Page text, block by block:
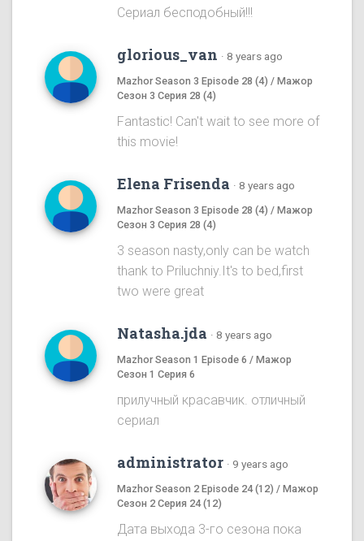
Сериал бесподобный!!!
glorious_van · 8 years ago
Mazhor Season 3 Episode 28 (4) / Мажор
Сезон 3 Серия 28 (4)
Fantastic! Can't wait to see more of
this movie!
Elena Frisenda · 8 years ago
Mazhor Season 3 Episode 28 (4) / Мажор
Сезон 3 Серия 28 (4)
3 season nasty,only can be watch
thank to Priluchniy.It's to bed,first
two were great
Natasha.jda · 8 years ago
Mazhor Season 1 Episode 6 / Мажор
Сезон 1 Серия 6
прилучный красавчик. отличный
сериал
administrator · 9 years ago
Mazhor Season 2 Episode 24 (12) / Мажор
Сезон 2 Серия 24 (12)
Дата выхода 3-го сезона пока